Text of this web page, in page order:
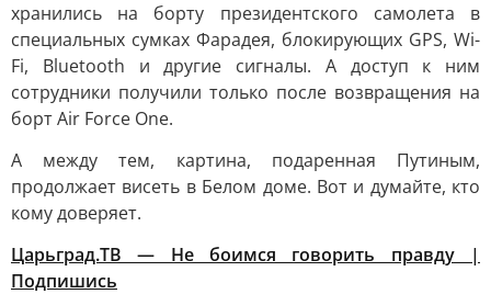
хранились на борту президентского самолета в
специальных сумках Фарадея, блокирующих GPS, Wi-
Fi, Bluetooth и другие сигналы. А доступ к ним
сотрудники получили только после возвращения на
борт Air Force One.
А между тем, картина, подаренная Путиным,
продолжает висеть в Белом доме. Вот и думайте, кто
кому доверяет.
Царьград.ТВ — Не боимся говорить правду |
Подпишись